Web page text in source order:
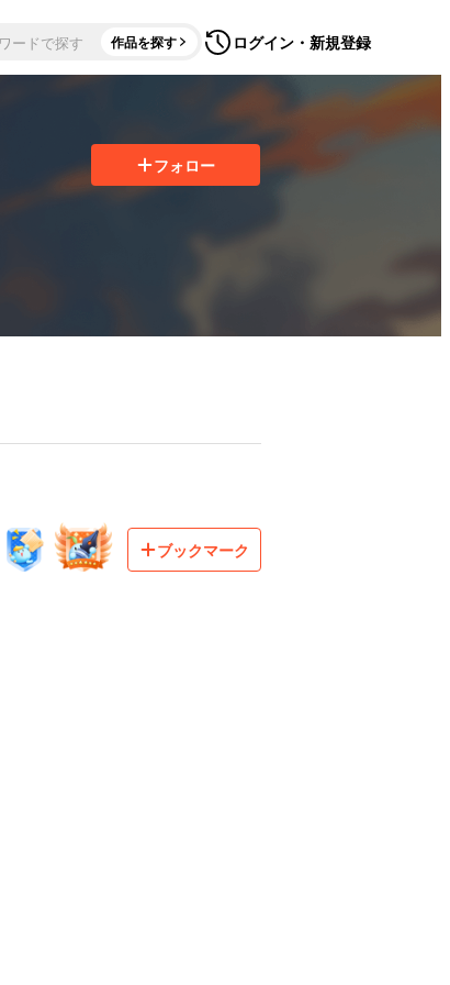
作品を探す ログイン・新規登録
フォロー
ブックマーク